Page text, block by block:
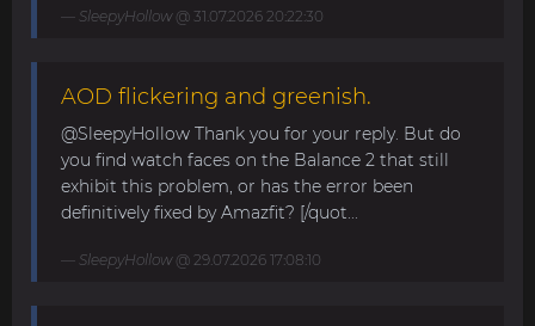
SleepyHollow@ 31.07.2026 20:22:30
AOD flickering and greenish.
@SleepyHollow Thank you for your reply. But do
you find watch faces on the Balance 2 that still
exhibit this problem, or has the error been
definitively fixed by Amazfit? [/quot...
SleepyHollow@ 29.07.2026 17:08:10